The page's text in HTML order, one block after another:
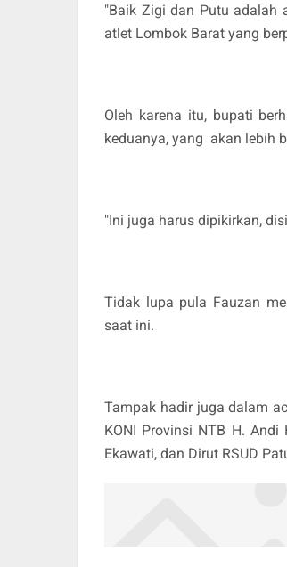
"Baik Zigi dan Putu adalah
atlet Lombok Barat yang
Oleh karena itu, bupati
keduanya, yang akan lebih
"Ini juga harus dipikirkan,
Tidak lupa pula Fauzan
saat ini.
Tampak hadir juga dalam
KONI Provinsi NTB H.
Ekawati, dan Dirut RSUD